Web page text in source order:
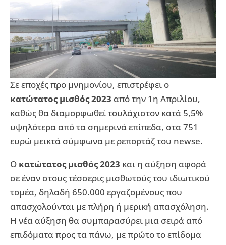
Σε εποχές προ μνημονίου, επιστρέφει ο
κατώτατος μισθός 2023 από την 1η Απριλίου,
καθώς θα διαμορφωθεί τουλάχιστον κατά 5,5%
υψηλότερα από τα σημερινά επίπεδα, στα 751
ευρώ μεικτά σύμφωνα με ρεπορτάζ του newse.
Ο κατώτατος μισθός 2023 και η αύξηση αφορά
σε έναν στους τέσσερις μισθωτούς του ιδιωτικού
τομέα, δηλαδή 650.000 εργαζομένους που
απασχολούνται με πλήρη ή μερική απασχόληση.
Η νέα αύξηση θα συμπαρασύρει μια σειρά από
επιδόματα προς τα πάνω, με πρώτο το επίδομα